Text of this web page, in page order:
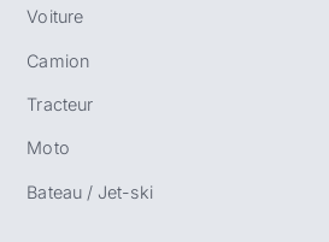
Voiture
Camion
Tracteur
Moto
Bateau / Jet-ski